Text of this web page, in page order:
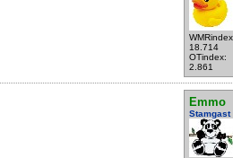
18.714
OTindex:
2.861
Emmo
Stamgast